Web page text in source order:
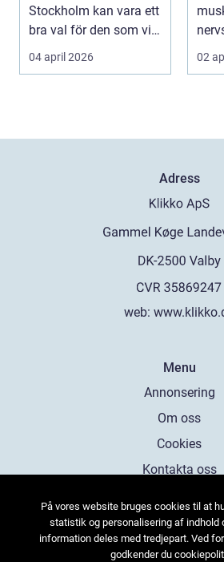
Stockholm kan vara ett
bra val för den som vill
träffa en erfaren
specia...
04 april 2026 02
Adress
web:
Menu
Annonsering
Om oss
Cookies
Kontakta oss
På vores website bruges cookies til at
statistik og personalisering af indhold
information deles med tredjepart. Ved
godkender du